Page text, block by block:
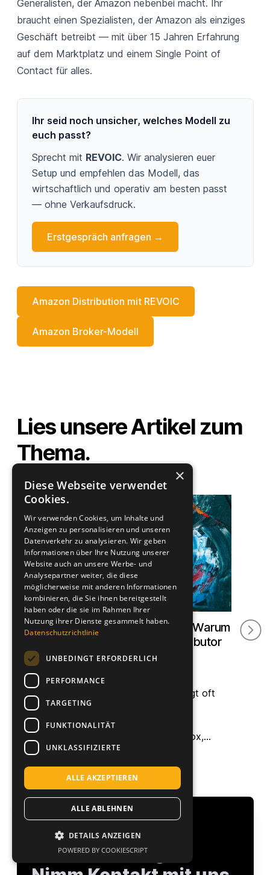
Generalisten, der Amazon nebenbei macht. Ihr
braucht einen Spezialisten, der Amazon als einziges
Geschäft betreibt — mit über 15 Jahren Erfahrung
auf dem Marktplatz und einem Single Point of
Contact für alles.
Ihr seid noch unsicher, welches Modell zu
euch passt?
Sprecht mit REVOIC. Wir analysieren euer
Setup und empfehlen das Modell, das
wirtschaftlich und operativ am besten passt
— ohne Verkaufsdruck.
Erstgespräch anfragen →
Amazon Distribution mit REVOIC
Amazon Broker-Modell
Lies unsere Artikel zum
Thema.
Amazon-Vertrieb auslagern: Warum
ihr einen spezialisierten Distributor
braucht
Aktualisiert: Mai 2026
Auslagerung an Großhändler erzeugt oft
Preisverfall und Kontrollverlust. Ein
spezialisierter Amazon-Distributor
übernimmt Retail Readiness, BuyBox,
Advertising, Compliance und PAN-EU — als
Single Point of Contact in Europa.
Weiterlesen ...
Du brauchst
Unterstützung?
×
Diese Webseite verwendet
Cookies.
Wir verwenden Cookies, um Inhalte und
Anzeigen zu personalisieren und unseren
Datenverkehr zu analysieren. Wir geben
Informationen über Ihre Nutzung unserer
Website auch an unsere Werbe- und
Analysepartner weiter, die diese
möglicherweise mit anderen Informationen
kombinieren, die Sie ihnen bereitgestellt
haben oder die sie im Rahmen Ihrer
Nutzung ihrer Dienste gesammelt haben.
Datenschutzrichtlinie
UNBEDINGT ERFORDERLICH
PERFORMANCE
TARGETING
FUNKTIONALITÄT
UNKLASSIFIZIERTE
ALLE AKZEPTIEREN
ALLE ABLEHNEN
DETAILS ANZEIGEN
POWERED BY COOKIESCRIPT